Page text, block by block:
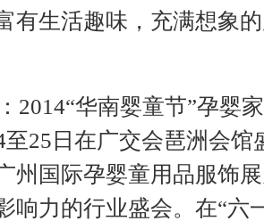
有生活趣味，充满想象
2014“华南婴童节”孕婴
至25日在广交会琶洲会
州国际孕婴童用品服饰
响力的行业盛会。在“六